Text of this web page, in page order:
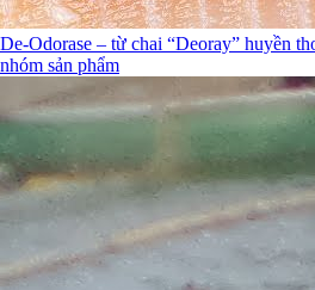
De-Odorase – từ chai “Deoray” huyền
nhóm sản phẩm